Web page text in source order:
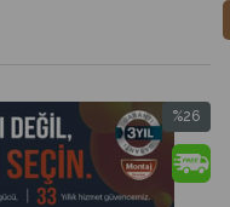
%26
İndirim
%26İndirim